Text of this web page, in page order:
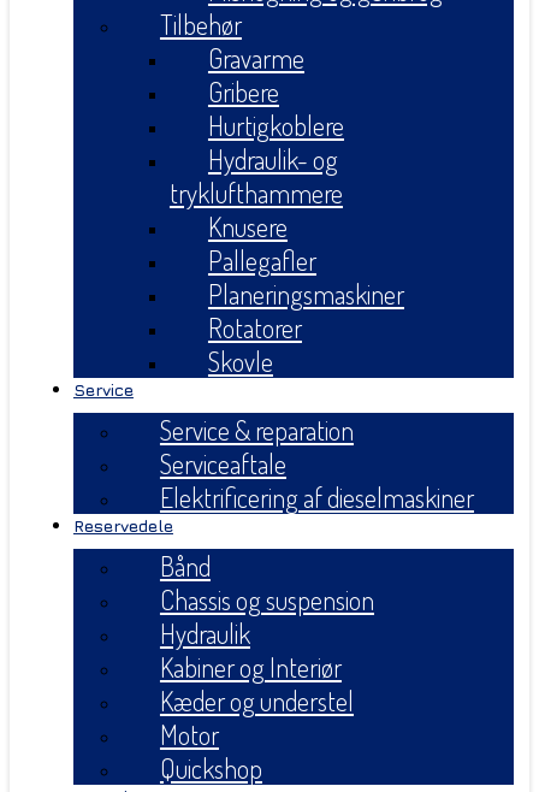
Tilbehør
Gravarme
Gribere
Hurtigkoblere
Hydraulik- og
tryklufthammere
Knusere
Pallegafler
Planeringsmaskiner
Rotatorer
Skovle
Service
Service & reparation
Serviceaftale
Elektrificering af dieselmaskiner
Reservedele
Bånd
Chassis og suspension
Hydraulik
Kabiner og Interiør
Kæder og understel
Motor
Quickshop